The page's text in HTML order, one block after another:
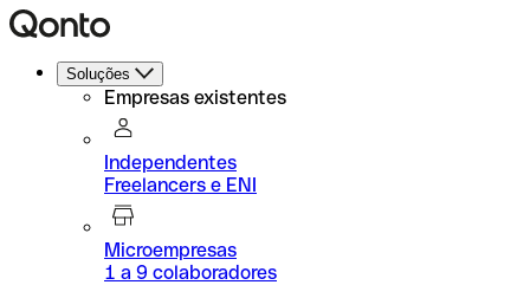
Soluções
Empresas existentes
Independentes
Freelancers e ENI
Microempresas
1 a 9 colaboradores